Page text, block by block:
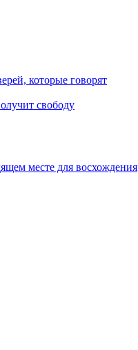
которые говорят
свободу
месте для восхождения